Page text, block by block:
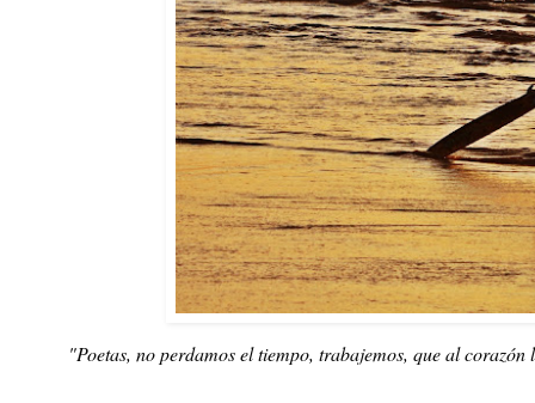
"Poetas, no perdamos el tiempo, trabajemos, que al corazón